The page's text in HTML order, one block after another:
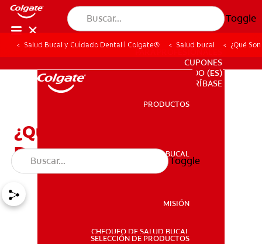
Toggle
SALUD BUCAL
PARA PROFESIONALES
CUPONES
DO (ES)
SUSCRÍBASE
PRODUCTOS
SALUD BUCAL
MISIÓN
CHEQUEO DE SALUD BUCAL
SELECCIÓN DE PRODUCTOS
Toggle
Salud Bucal y Cuidado Dental | Colgate® Salud bucal ¿Qué
¿Qué Son Los Implantes
Dentales?